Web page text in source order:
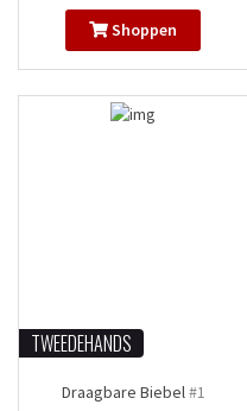
Shoppen
TWEEDEHANDS
Draagbare Biebel#1